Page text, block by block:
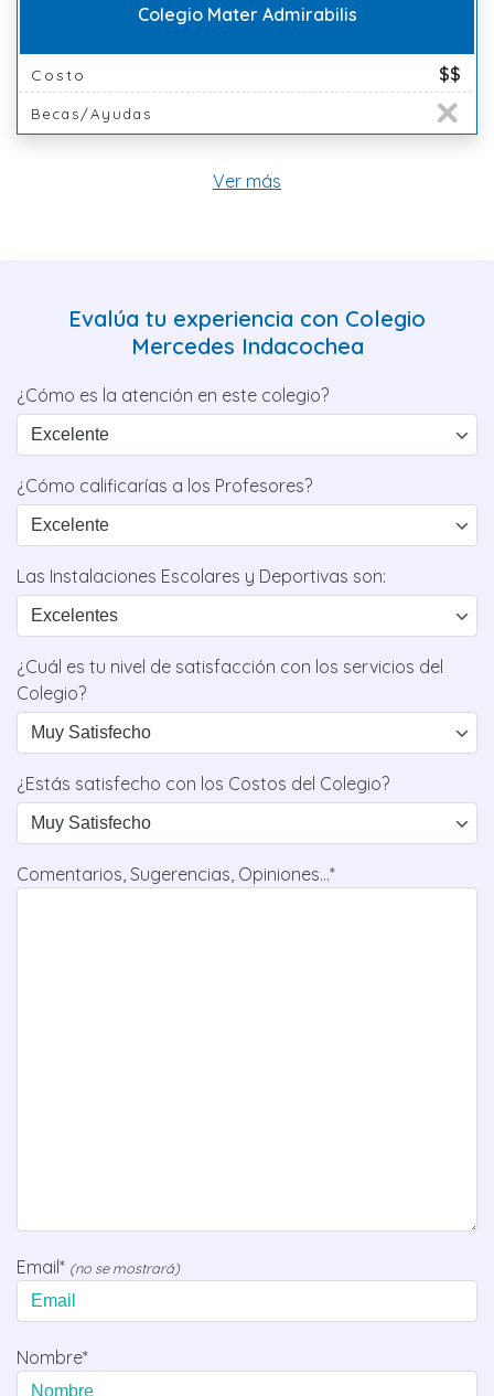
Colegio Mater Admirabilis
Costo $$
Becas/Ayudas
Ver más
Evalúa tu experiencia con Colegio
Mercedes Indacochea
¿Cómo es la atención en este colegio?
¿Cómo calificarías a los Profesores?
Las Instalaciones Escolares y Deportivas son:
¿Cuál es tu nivel de satisfacción con los servicios del
Colegio?
¿Estás satisfecho con los Costos del Colegio?
Comentarios, Sugerencias, Opiniones...*
Email* (no se mostrará)
Nombre*